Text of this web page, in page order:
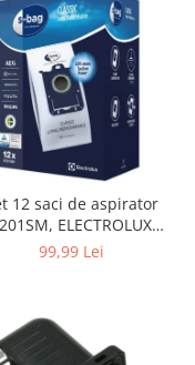
12 saci de aspirator
ELECTROLUX
CLASSIC LONG
99,99 Lei